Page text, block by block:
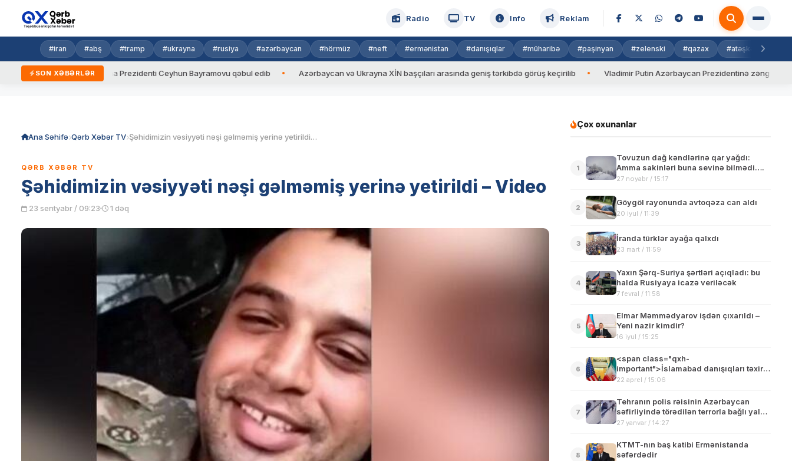
Radio TV Info Reklam
#iran #abş #tramp #ukrayna #rusiya #azərbaycan #hörmüz #neft #ermənistan #danışıqlar #müharibə #paşinyan #zelenski #qazax #atəşkəs
SON XƏBƏRLƏR
Ukrayna Prezidenti Ceyhun Bayramovu qəbul edib Azərbaycan və Ukrayna XİN başçıları arasında geniş tərkibdə görüş keçirilib Vladimir Putin Azərbaycan Prezidentinə zəng edib
Ana Səhifə Qərb Xəbər TV Şəhidimizin vəsiyyəti nəşi gəlməmiş yerinə yetirildi – Video
QƏRB XƏBƏR TV
Şəhidimizin vəsiyyəti nəşi gəlməmiş yerinə yetirildi – Video
23 sentyabr / 09:23 1 dəq
Çox oxunanlar
1
Tovuzun dağ kəndlərinə qar yağdı:
Amma sakinləri buna sevinə bilmədi….
27 noyabr / 15:17
2
Göygöl rayonunda avtoqəza can aldı
20 iyul / 11:39
3
İranda türklər ayağa qalxdı
23 mart / 11:59
4
Yaxın Şərq-Suriya şərtləri açıqladı: bu
halda Rusiyaya icazə veriləcək
7 fevral / 11:58
5
Elmar Məmmədyarov işdən çıxarıldı –
Yeni nazir kimdir?
16 iyul / 15:25
6
<span class="qxh-
important">İslamabad danışıqları təxirə
düşdü, İran qonşu ölkələri müharibə ilə
22 aprel / 15:06
7
Tehranın polis rəisinin Azərbaycan
səfirliyində törədilən terrorla bağlı yalan
açıqlaması ifşa olunub – Video
27 yanvar / 14:27
8
KTMT-nın baş katibi Ermənistanda
səfərdədir